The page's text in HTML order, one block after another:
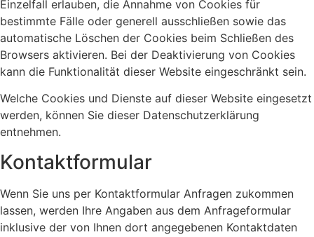
Einzelfall erlauben, die Annahme von Cookies für
bestimmte Fälle oder generell ausschließen sowie das
automatische Löschen der Cookies beim Schließen des
Browsers aktivieren. Bei der Deaktivierung von Cookies
kann die Funktionalität dieser Website eingeschränkt sein.
Welche Cookies und Dienste auf dieser Website eingesetzt
werden, können Sie dieser Datenschutzerklärung
entnehmen.
Kontaktformular
Wenn Sie uns per Kontaktformular Anfragen zukommen
lassen, werden Ihre Angaben aus dem Anfrageformular
inklusive der von Ihnen dort angegebenen Kontaktdaten